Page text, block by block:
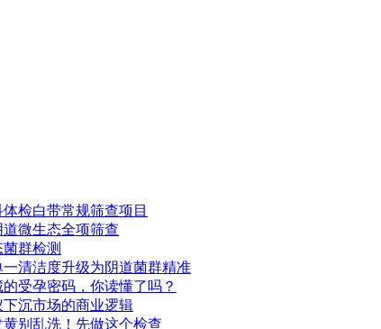
检白带常规筛查项目
微生态全项筛查
群检测
清洁度升级为阴道菌群精准
受孕密码，你读懂了吗？
沉市场的商业逻辑
别乱洗！先做这个检查